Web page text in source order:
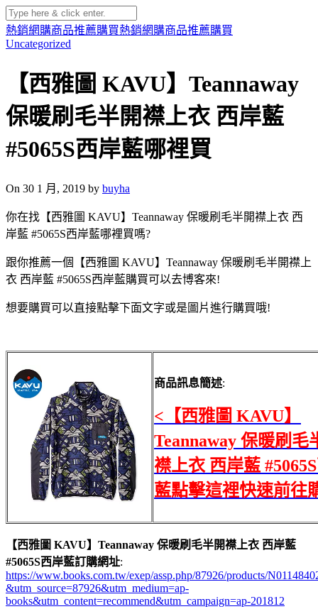
熱銷網購商品推薦購買熱銷網購商品推薦購買
Uncategorized
【西雅圖 KAVU】Teannaway
保暖刷毛半開襟上衣 西岸藍
#5065S西岸藍哪裡買
On 30 1 月, 2019 by buyha
你在找【西雅圖 KAVU】Teannaway 保暖刷毛半開襟上衣 西
岸藍 #5065S西岸藍哪裡買嗎?
跟你推薦一個【西雅圖 KAVU】Teannaway 保暖刷毛半開襟上
衣 西岸藍 #5065S西岸藍購買可以去博客來!
想要購買可以直接點擊下面文字或是圖片進行購買哦!
商品訊息簡述:
<【西雅圖 KAVU】
Teannaway 保暖刷毛
襟上衣 西岸藍
藍點擊這裡快速前往
【西雅圖 KAVU】Teannaway 保暖刷毛半開襟上衣 西岸藍
#5065S西岸藍訂購網址:
https://www.books.com.tw/exep/assp.php/87926/products/
&utm_source=87926&utm_medium=ap-
books&utm_content=recommend&utm_campaign=ap-201812